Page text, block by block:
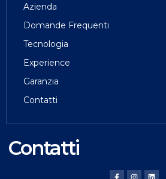
Azienda
Domande Frequenti
Tecnologia
Experience
Garanzia
Contatti
Contatti